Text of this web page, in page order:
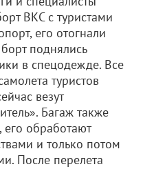
ВКС с туристами
его отогнали
поднялись
в спецодежде. Все
туристов
везут
Багаж также
его обработают
и только потом
После перелета